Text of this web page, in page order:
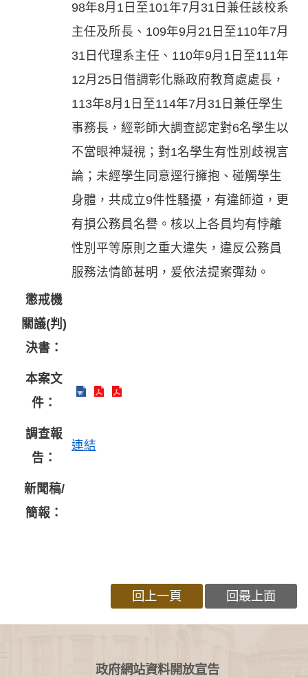
98年8月1日至101年7月31日兼任該校系
主任及所長、109年9月21日至110年7月
31日代理系主任、110年9月1日至111年
12月25日借調彰化縣政府教育處處長，
113年8月1日至114年7月31日兼任學生
事務長，經彰師大調查認定對6名學生以
不當眼神凝視；對1名學生有性別歧視言
論；未經學生同意逕行擁抱、碰觸學生
身體，共成立9件性騷擾，有違師道，更
有損公務員名譽。核以上各員均有悖離
性別平等原則之重大違失，違反公務員
服務法情節甚明，爰依法提案彈劾。
懲戒機
關議(判)
決書：
本案文
件：
調查報
告：
連結
新聞稿/
簡報：
回上一頁 回最上面
:::
政府網站資料開放宣告